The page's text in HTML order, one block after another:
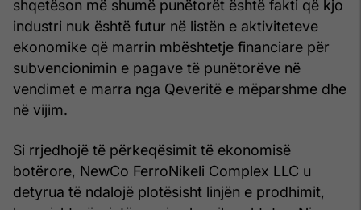
shqetëson më shumë punëtorët është fakti që kjo
industri nuk është futur në listën e aktiviteteve
ekonomike që marrin mbështetje financiare për
subvencionimin e pagave të punëtorëve në
vendimet e marra nga Qeveritë e mëparshme dhe
në vijim.
Si rrjedhojë të përkeqësimit të ekonomisë
botërore, NewCo FerroNikeli Complex LLC u
detyrua të ndalojë plotësisht linjën e prodhimit,